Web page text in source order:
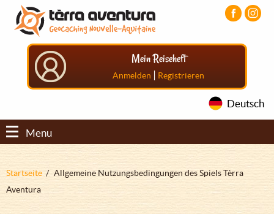
Direkt
zum
Inhalt
Aller
menu
principal
Aller
pied
Mein Reiseheft
Anmelden | Registrieren
Deutsch
Menu
Pfadnavigation
Startseite
Allgemeine Nutzungsbedingungen des Spiels Tèrra
Aventura